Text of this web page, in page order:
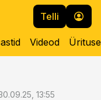
Telli
Videod
13:55